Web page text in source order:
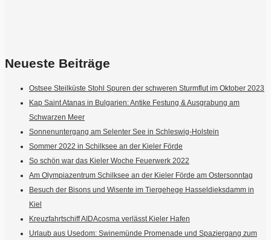
Neueste Beiträge
Ostsee Steilküste Stohl Spuren der schweren Sturmflut im Oktober 2023
Kap Saint Atanas in Bulgarien: Antike Festung & Ausgrabung am
Schwarzen Meer
Sonnenuntergang am Selenter See in Schleswig-Holstein
Sommer 2022 in Schilksee an der Kieler Förde
So schön war das Kieler Woche Feuerwerk 2022
Am Olympiazentrum Schilksee an der Kieler Förde am Ostersonntag
Besuch der Bisons und Wisente im Tiergehege Hasseldieksdamm in
Kiel
Kreuzfahrtschiff AIDAcosma verlässt Kieler Hafen
Urlaub aus Usedom: Swinemünde Promenade und Spaziergang zum